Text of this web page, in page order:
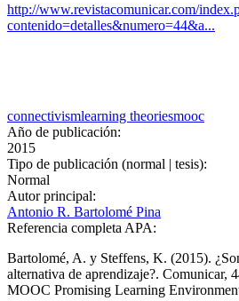
http://www.revistacomunicar.com/
contenido=detalles&numero=44&a...
connectivismlearning theoriesmooc
Año de publicación:
2015
Tipo de publicación (normal | tesis):
Normal
Autor principal:
Antonio R. Bartolomé Pina
Referencia completa APA:
Bartolomé, A. y Steffens, K. (2015).
alternativa de aprendizaje?. Comunicar,
MOOC Promising Learning